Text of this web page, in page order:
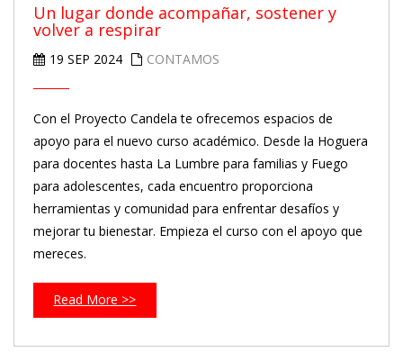
Un lugar donde acompañar, sostener y
volver a respirar
19 SEP 2024 CONTAMOS
Con el Proyecto Candela te ofrecemos espacios de
apoyo para el nuevo curso académico. Desde la Hoguera
para docentes hasta La Lumbre para familias y Fuego
para adolescentes, cada encuentro proporciona
herramientas y comunidad para enfrentar desafíos y
mejorar tu bienestar. Empieza el curso con el apoyo que
mereces.
Read More >>